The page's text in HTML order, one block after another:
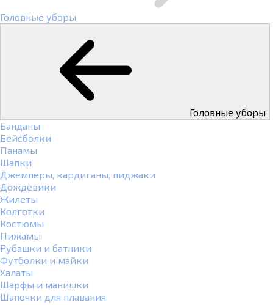
Головные уборы
Головные уборы
Банданы
Бейсболки
Панамы
Шапки
Джемперы, кардиганы, пиджаки
Дождевики
Жилеты
Колготки
Костюмы
Пижамы
Рубашки и батники
Футболки и майки
Халаты
Шарфы и манишки
Шапочки для плавания